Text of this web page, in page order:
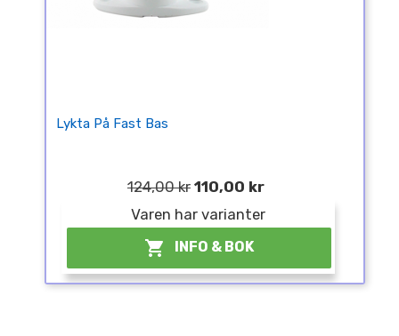
Lykta På Fast Bas
124,00 kr 110,00 kr
Varen har varianter
 INFO & BOK